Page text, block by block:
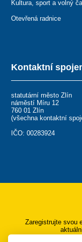
Kontaktní
statutární město Zlín
náměstí Míru 12
760 01 Zlín
(všechna kontaktní
IČO: 00283924
Kultura, sport a volný
Otevřená radnice
Zaregistrujte svou